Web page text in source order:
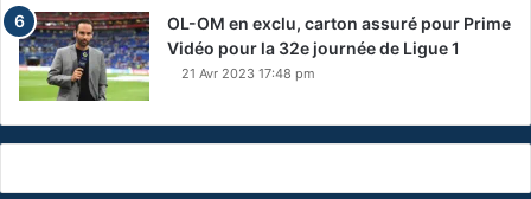
OL-OM en exclu, carton assuré pour Prime
Vidéo pour la 32e journée de Ligue 1
21 Avr 2023 17:48 pm